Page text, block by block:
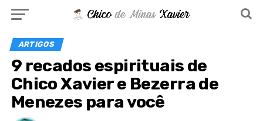
ARTIGOS
9 recados espirituais de
Chico Xavier e Bezerra de
Menezes para você